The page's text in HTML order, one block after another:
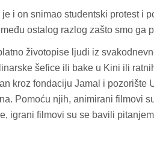
i on snimao studentski protest i
ostalog razlog zašto smo ga
životopise ljudi iz
šefice ili bake u Kini ili
kroz fondaciju Jamal i pozorište
Pomoću njih, animirani filmovi
igrani filmovi su se bavili